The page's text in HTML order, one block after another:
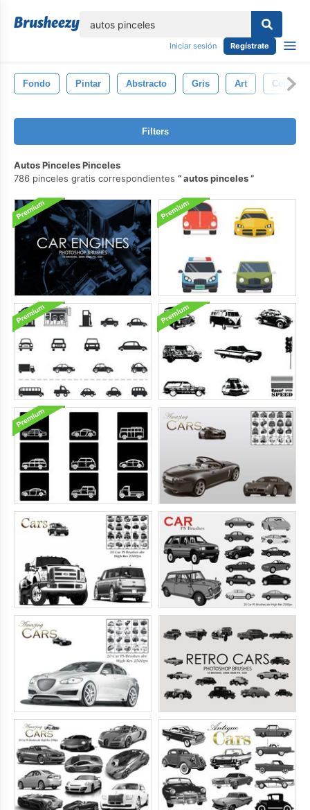
Iniciar sesión Regístrate
Fondo Pintar Abstracto Gris Art Cepillo
Filters
Autos Pinceles Pinceles
786 pinceles gratis correspondientes
autos pinceles